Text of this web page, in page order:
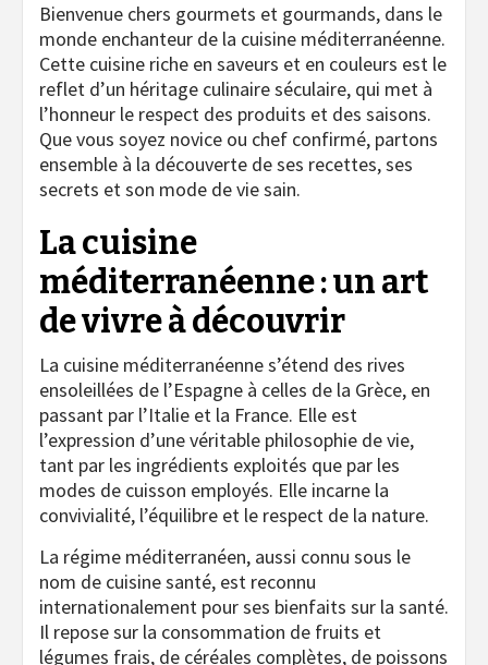
Bienvenue chers gourmets et gourmands, dans le
monde enchanteur de la cuisine méditerranéenne.
Cette cuisine riche en saveurs et en couleurs est le
reflet d’un héritage culinaire séculaire, qui met à
l’honneur le respect des produits et des saisons.
Que vous soyez novice ou chef confirmé, partons
ensemble à la découverte de ses recettes, ses
secrets et son mode de vie sain.
La cuisine
méditerranéenne : un art
de vivre à découvrir
La cuisine méditerranéenne s’étend des rives
ensoleillées de l’Espagne à celles de la Grèce, en
passant par l’Italie et la France. Elle est
l’expression d’une véritable philosophie de vie,
tant par les ingrédients exploités que par les
modes de cuisson employés. Elle incarne la
convivialité, l’équilibre et le respect de la nature.
La régime méditerranéen, aussi connu sous le
nom de cuisine santé, est reconnu
internationalement pour ses bienfaits sur la santé.
Il repose sur la consommation de fruits et
légumes frais, de céréales complètes, de poissons